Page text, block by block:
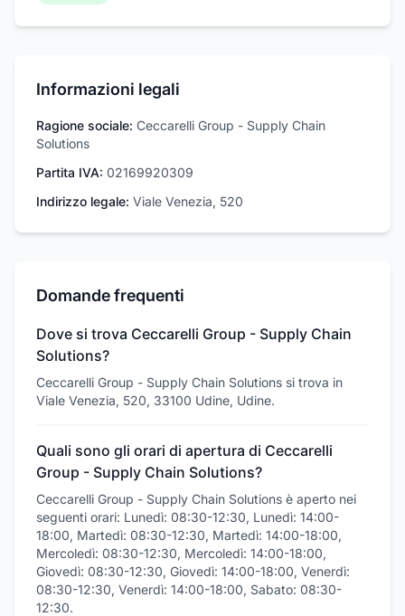
Informazioni legali
Ragione sociale: Ceccarelli Group - Supply Chain
Solutions
Partita IVA: 02169920309
Indirizzo legale: Viale Venezia, 520
Domande frequenti
Dove si trova Ceccarelli Group - Supply Chain
Solutions?
Ceccarelli Group - Supply Chain Solutions si trova in
Viale Venezia, 520, 33100 Udine, Udine.
Quali sono gli orari di apertura di Ceccarelli
Group - Supply Chain Solutions?
Ceccarelli Group - Supply Chain Solutions è aperto nei
seguenti orari: Lunedì: 08:30-12:30, Lunedì: 14:00-
18:00, Martedì: 08:30-12:30, Martedì: 14:00-18:00,
Mercoledì: 08:30-12:30, Mercoledì: 14:00-18:00,
Giovedì: 08:30-12:30, Giovedì: 14:00-18:00, Venerdì:
08:30-12:30, Venerdì: 14:00-18:00, Sabato: 08:30-
12:30.